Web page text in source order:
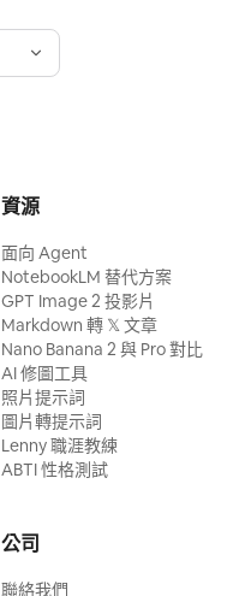
資源
面向 Agent
NotebookLM 替代方案
GPT Image 2 投影片
Markdown 轉 𝕏 文章
Nano Banana 2 與 Pro 對比
AI 修圖工具
照片提示詞
圖片轉提示詞
Lenny 職涯教練
ABTI 性格測試
公司
聯絡我們